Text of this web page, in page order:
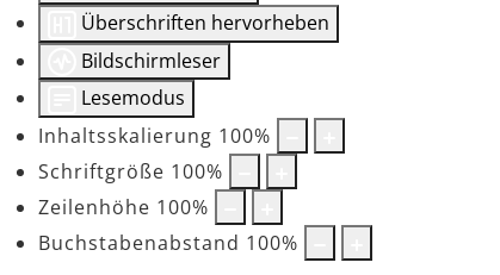
Überschriften hervorheben
Bildschirmleser
Lesemodus
Inhaltsskalierung 100%
Schriftgröße 100%
Zeilenhöhe 100%
Buchstabenabstand 100%